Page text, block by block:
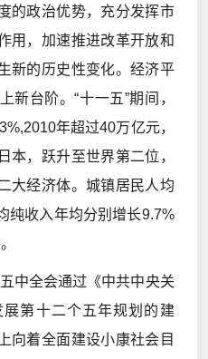
的政治优势，充分发挥市
用，加速推进改革开放和
新的历史性变化。经济平
新台阶。“十一五”期间，
年超过40万亿元，
本，跃升至世界第二位，
大经济体。城镇居民人均
纯收入年均分别增长9.7%
中全会通过《中共中央关
第十二个五年规划的建
向着全面建设小康社会目